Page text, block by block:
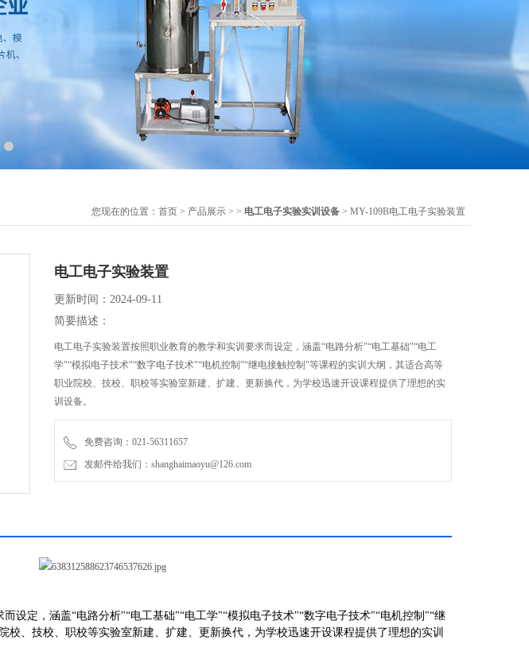
您现在的位置： 首页 > 产品展示 > > 电工电子实验实训设备 > MY-109B电工电子实验装置
电工电子实验装置
更新时间：2024-09-11
简要描述：
电工电子实验装置按照职业教育的教学和实训要求而设定，涵盖“电路分析"“电工基础"“电工
学"“模拟电子技术"“数字电子技术"“电机控制"“继电接触控制"等课程的实训大纲，其适合高等
职业院校、技校、职校等实验室新建、扩建、更新换代，为学校迅速开设课程提供了理想的实
训设备。
免费咨询：021-56311657
发邮件给我们：shanghaimaoyu@126.com
而设定，涵盖“电路分析"“电工基础"“电工学"“模拟电子技术"“数字电子技术"“电机控制"“继
校、技校、职校等实验室新建、扩建、更新换代，为学校迅速开设课程提供了理想的实训